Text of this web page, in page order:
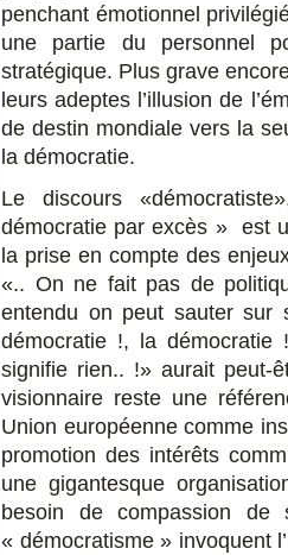
penchant émotionnel
une partie du personnel
stratégique. Plus grave
leurs adeptes l’illusion de
de destin mondiale vers la
la démocratie.
Le discours
démocratie par excès » est
la prise en compte des
«.. On ne fait pas de
entendu on peut sauter sur
démocratie !, la
signifie rien.. !» aurait peut-
visionnaire reste une
Union européenne comme
promotion des intérêts
une gigantesque
besoin de compassion de
« démocratisme » invoquent